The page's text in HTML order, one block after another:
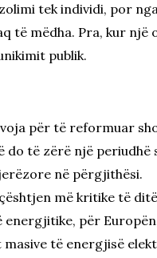
tek individi, por
të mëdha. Pra, kur
publik.
për të reformuar
të zërë një periudhë
në përgjithësi.
më kritike të
për
të energjisë